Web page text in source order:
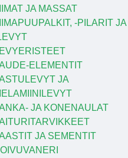
JA MASSAT
-PILARIT JA
ELEMENTIT
JA
JA KONENAULAT
JA SEMENTIT